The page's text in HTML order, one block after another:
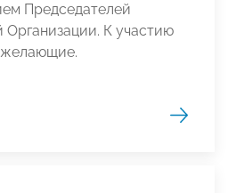
Председателей
Организации. К участию
желающие.